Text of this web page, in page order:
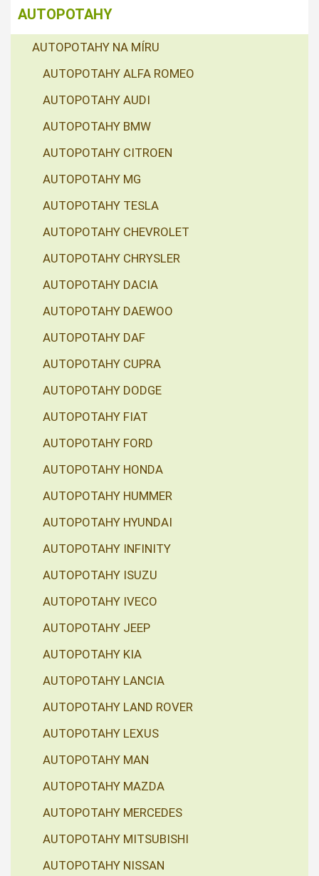
AUTOPOTAHY
AUTOPOTAHY NA MÍRU
AUTOPOTAHY ALFA ROMEO
AUTOPOTAHY AUDI
AUTOPOTAHY BMW
AUTOPOTAHY CITROEN
AUTOPOTAHY MG
AUTOPOTAHY TESLA
AUTOPOTAHY CHEVROLET
AUTOPOTAHY CHRYSLER
AUTOPOTAHY DACIA
AUTOPOTAHY DAEWOO
AUTOPOTAHY DAF
AUTOPOTAHY CUPRA
AUTOPOTAHY DODGE
AUTOPOTAHY FIAT
AUTOPOTAHY FORD
AUTOPOTAHY HONDA
AUTOPOTAHY HUMMER
AUTOPOTAHY HYUNDAI
AUTOPOTAHY INFINITY
AUTOPOTAHY ISUZU
AUTOPOTAHY IVECO
AUTOPOTAHY JEEP
AUTOPOTAHY KIA
AUTOPOTAHY LANCIA
AUTOPOTAHY LAND ROVER
AUTOPOTAHY LEXUS
AUTOPOTAHY MAN
AUTOPOTAHY MAZDA
AUTOPOTAHY MERCEDES
AUTOPOTAHY MITSUBISHI
AUTOPOTAHY NISSAN